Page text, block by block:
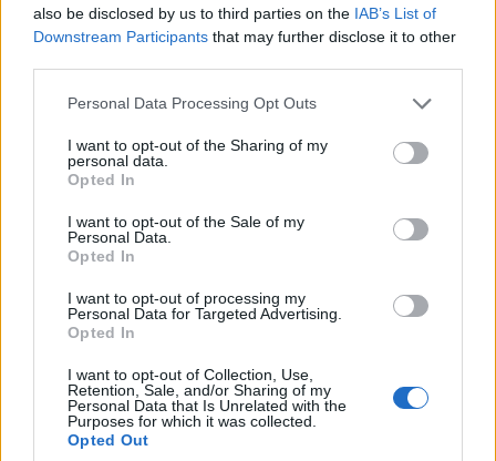
also be disclosed by us to third parties on the IAB’s List of
Downstream Participants that may further disclose it to other
Please note that this website/app uses one or more Google
not limited to your visit or usage behaviour. You may click to
grant or deny consent to Google and its third-party tags to
use your data for below specified purposes in below Google
consent section.
Personal Data Processing Opt Outs
I want to opt-out of the Sharing of my
personal data.
Opted In
I want to opt-out of the Sale of my
Personal Data.
Opted In
I want to opt-out of processing my
Personal Data for Targeted Advertising.
Opted In
I want to opt-out of Collection, Use,
Retention, Sale, and/or Sharing of my
Personal Data that Is Unrelated with the
Purposes for which it was collected.
Opted Out
Lohinszky Loránd?
Órákon mindig pofáztam. Volt egy marxista
tanárnőnk, én elneveztem szomorú
asszonynak, mert mindig olyan kókadtan jött
az órára. Egyszer arról volt szó az óráján,
hogy Erdélyt miért csatolták Romániához. Én
voltam az, aki tudtam a válaszokat általában,
és a szomorú asszony tőlem kérdezte miért
volt ez a trianoni dolog. Én mondtam, a
magamét...a szomorú asszony pedig magából
kikelve válaszolta: „Na látja, ez sovinimzus,
meg nacionalizmus” – és beköpött a
vezetőségnél. Ki akartak rúgni, megint meg
kellett védjenek. Úgyhogy, amikor elhelyezték
a végzősöket – addigra már csak 18-an
maradtunk –, mondták is, hogy Lohinszky
Sepsiszentgyörgyre kell kerüljön, mert ott